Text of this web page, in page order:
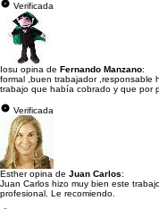
Verificada
Iosu opina de Fernando Manzano:
formal ,buen trabajador ,responsable
trabajo que había cobrado y que por
Verificada
Esther opina de Juan Carlos:
Juan Carlos hizo muy bien este
profesional. Le recomiendo.